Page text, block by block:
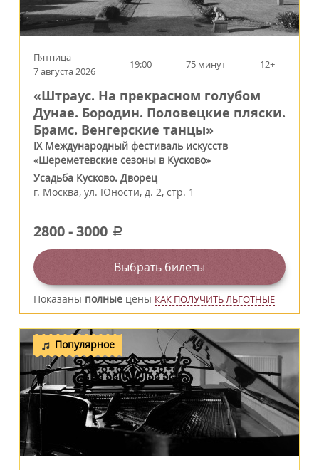
Пятница
7 августа 2026
19:00 75 минут 12+
«Штраус. На прекрасном голубом
Дунае. Бородин. Половецкие пляски.
Брамс. Венгерские танцы»
IX Международный фестиваль искусств
«Шереметевские сезоны в Кусково»
Усадьба Кусково. Дворец
г. Москва, ул. Юности, д. 2, стр. 1
2800-3000 a
Выбрать билеты
Показаны полные цены КАК ПОЛУЧИТЬ ЛЬГОТНЫЕ
Популярное